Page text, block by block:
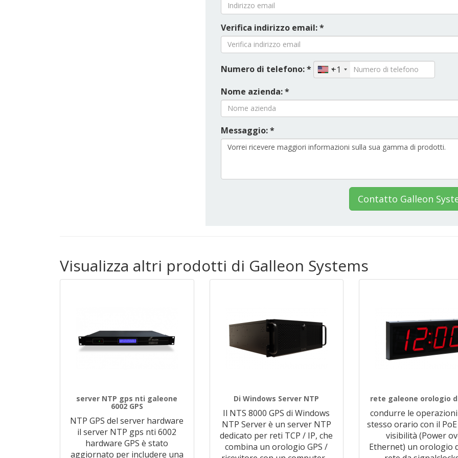
Verifica indirizzo email: *
Numero di telefono: *
+1
Nome azienda: *
Messaggio: *
Contatto Galleon
Visualizza altri prodotti di Galleon Systems
server NTP gps nti galeone
6002 GPS
NTP GPS del server hardware
il server NTP gps nti 6002
hardware GPS è stato
aggiornato per includere una
Di Windows Server NTP
Il NTS 8000 GPS di Windows
NTP Server è un server NTP
dedicato per reti TCP / IP, che
combina un orologio GPS /
rete galeone orologio
condurre le
stesso orario con il
visibilità (Power
Ethernet) un orologio